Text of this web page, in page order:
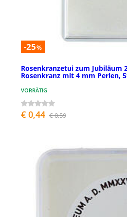
-25%
Rosenkranzetui zum Jubiläum
Rosenkranz mit 4 mm Perlen,
VORRÄTIG
€ 0,44 € 0,59